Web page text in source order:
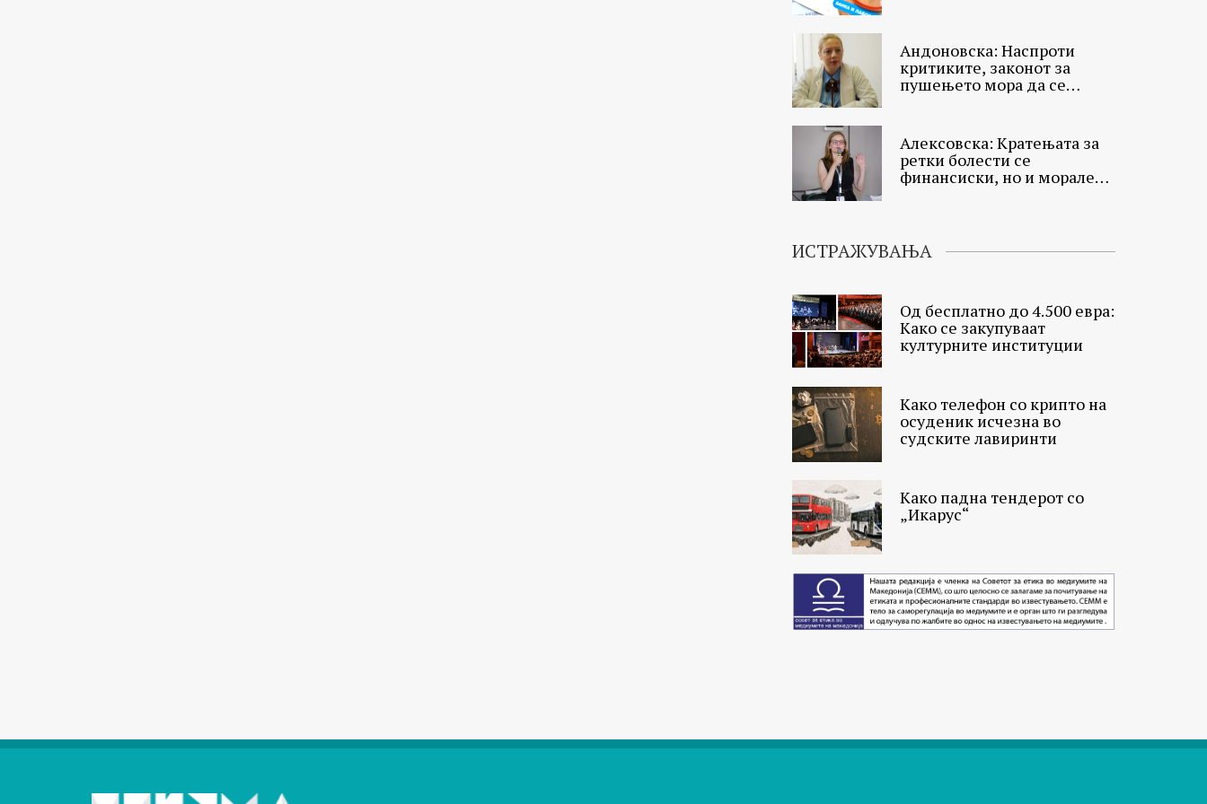
Андоновска: Наспроти
критиките, законот за
пушењето мора да се
Алексовска: Кратењата за
ретки болести се
финансиски, но и морален
ИСТРАЖУВАЊА
Од бесплатно до 4.500 евра:
Како се закупуваат
културните институции
Како телефон со крипто на
осуденик исчезна во
судските лавиринти
Како падна тендерот со
„Икарус“